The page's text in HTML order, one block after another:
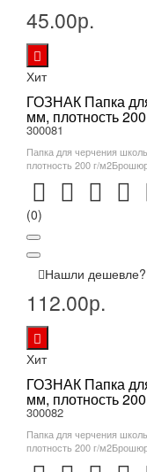
45.00р.
Хит
ГОЗНАК Папка
мм, плотность
300081
Папка для черчения
плотность 200 г/
(0)
Нашли дешевле?
112.00р.
Хит
ГОЗНАК Папка
мм, плотность
300082
Папка для черчения
плотность 200 г/